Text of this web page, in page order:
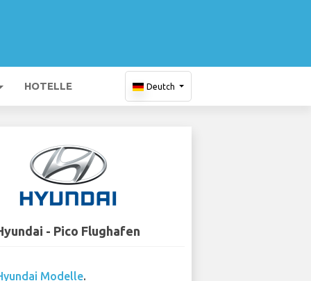
HOTELLE Deutch
- Pico Flughafen
Modelle.